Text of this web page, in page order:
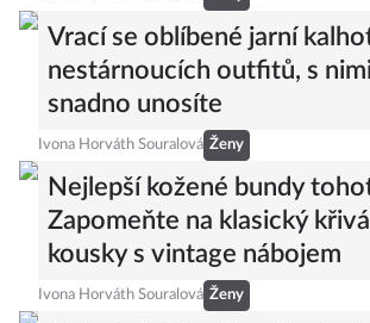
Vrací se oblíbené jarní
nestárnoucích outfitů, s
snadno unosíte
Ivona Horváth Souralová Ženy
Nejlepší kožené bundy
Zapomeňte na klasický
kousky s vintage nábojem
Ivona Horváth Souralová Ženy